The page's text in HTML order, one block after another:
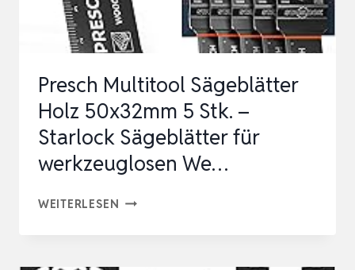
HW
ZÄHNE,
MULTICUT
SÄGE…
Presch Multitool Sägeblätter
Holz 50x32mm 5 Stk. –
Starlock Sägeblätter für
werkzeuglosen We…
WEITERLESEN PRESCH